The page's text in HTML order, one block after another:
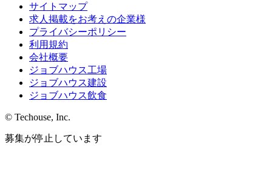
サイトマップ
求人掲載をお考えの企業様
プライバシーポリシー
利用規約
会社概要
ジョブハウス工場
ジョブハウス建設
ジョブハウス飲食
© Techouse, Inc.
募集が停止しています